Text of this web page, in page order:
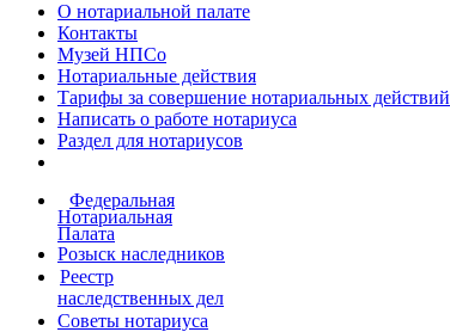
О нотариальной палате
Контакты
Музей НПСо
Нотариальные действия
Тарифы за совершение нотариальных действий
Написать о работе нотариуса
Раздел для нотариусов
Федеральная
Нотариальная
Палата
Розыск наследников
Реестр
наследственных дел
Советы нотариуса